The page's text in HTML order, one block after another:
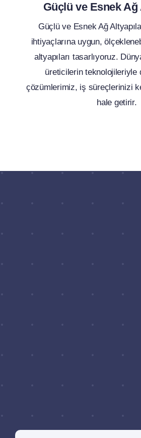
Güçlü ve Esnek Ağ
Güçlü ve Esnek Ağ
ihtiyaçlarına uygun,
altyapıları tasarlıyoruz.
üreticilerin teknolojileriyle
çözümlerimiz, iş süreçlerinizi
hale getirir.